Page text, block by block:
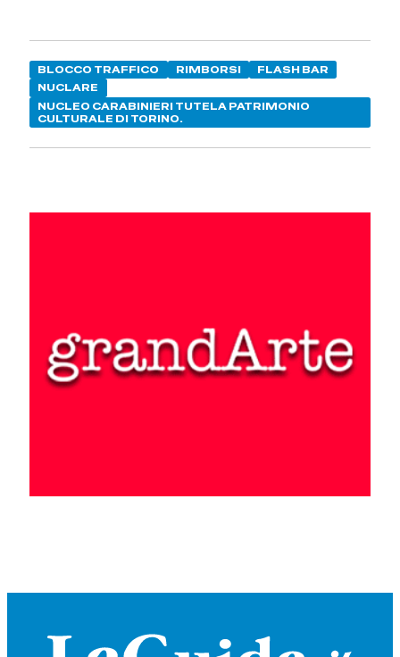
BLOCCO TRAFFICO RIMBORSI
FLASH BAR
NUCLARE
NUCLEO CARABINIERI TUTELA PATRIMONIO
CULTURALE DI TORINO.